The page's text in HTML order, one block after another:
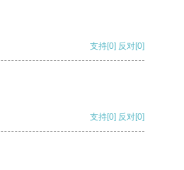
支持[0] 反对[0]
支持[0] 反对[0]